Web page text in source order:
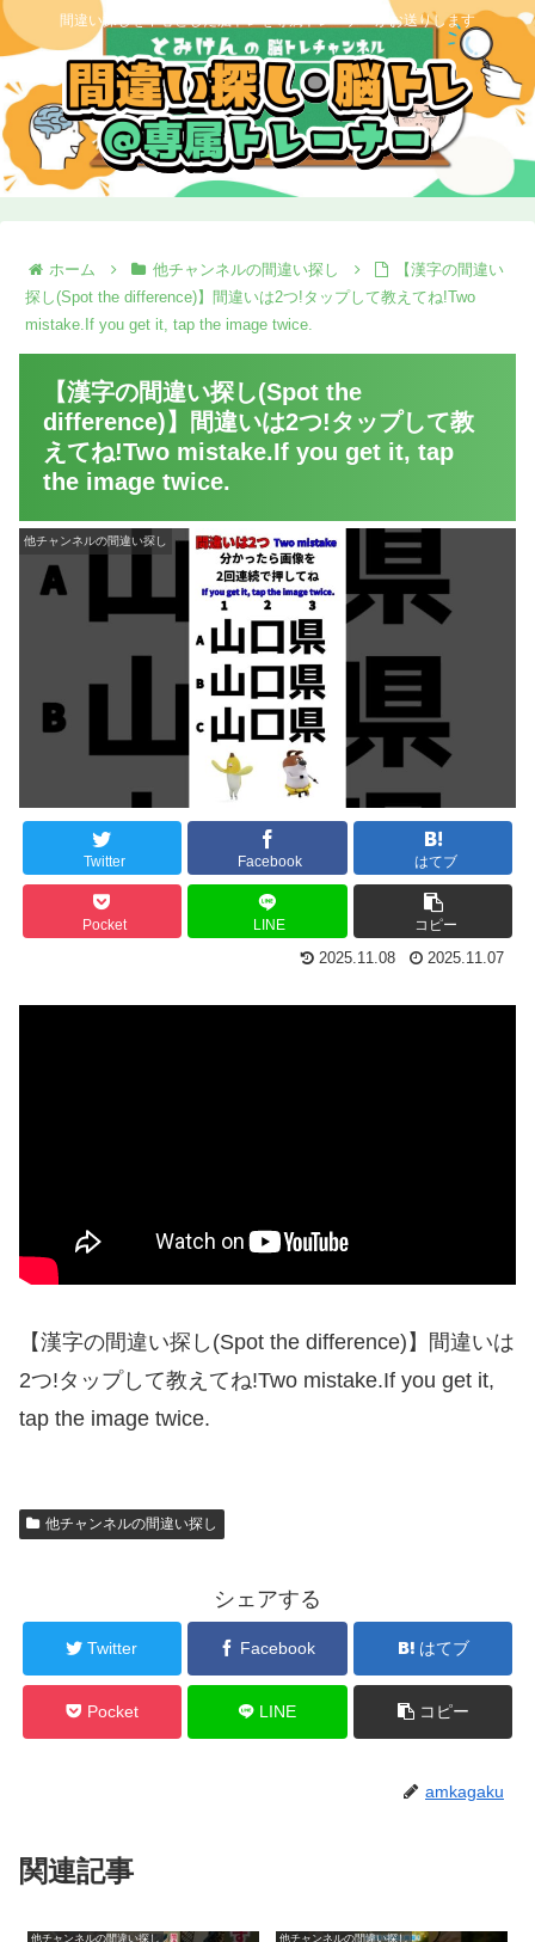
間違い探しを中心とした脳トレを専属トレーナーがお送りします
ホーム 他チャンネルの間違い探し
【漢字の間違い
探し(Spot the difference)】間違いは2つ!タップして教えてね!Two
mistake.If you get it, tap the image twice.
【漢字の間違い探し(Spot the
difference)】間違いは2つ!タップして教
えてね!Two mistake.If you get it, tap
the image twice.
他チャンネルの間違い探し
Twitter Facebook はてブ
Pocket LINE コピー
2025.11.08 2025.11.07
【漢字の間違い探し(Spot the difference)】間違いは
2つ!タップして教えてね!Two mistake.If you get it,
tap the image twice.
他チャンネルの間違い探し
シェアする
Twitter Facebook はてブ
Pocket LINE コピー
amkagaku
関連記事
他チャンネルの間違い探し 他チャンネルの間違い探し